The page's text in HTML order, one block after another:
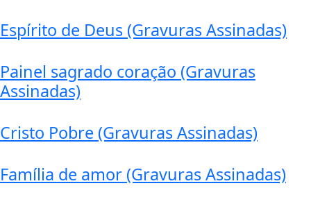
Espírito de Deus (Gravuras Assinadas)
Painel sagrado coração (Gravuras
Assinadas)
Cristo Pobre (Gravuras Assinadas)
Família de amor (Gravuras Assinadas)